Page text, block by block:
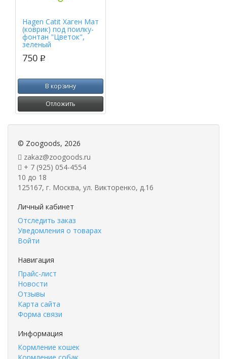
Hagen Catit Хаген Мат
(коврик) под поилку-
фонтан "Цветок",
зеленый
750 p
В корзину
Отложить
© Zoogoods, 2026
zakaz@zoogoods.ru
+ 7 (925) 054-4554
10 до 18
125167, г. Москва, ул. Викторенко, д.16
Личный кабинет
Отследить заказ
Уведомления о товарах
Войти
Навигация
Прайс-лист
Новости
Отзывы
Карта сайта
Форма связи
Информация
Кормление кошек